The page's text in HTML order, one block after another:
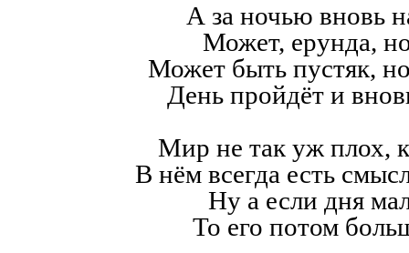
А за ночью вновь
Может, ерунда,
Может быть пустяк,
День пройдёт и
Мир не так уж плох,
В нём всегда есть
Ну а если дня
То его потом